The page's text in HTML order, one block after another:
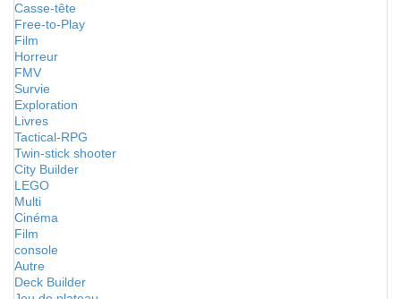
Casse-tête
Free-to-Play
Film
Horreur
FMV
Survie
Exploration
Livres
Tactical-RPG
Twin-stick shooter
City Builder
LEGO
Multi
Cinéma
Film
console
Autre
Deck Builder